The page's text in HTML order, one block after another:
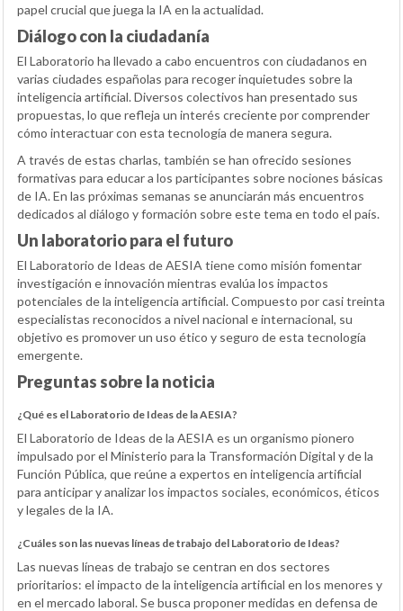
papel crucial que juega la IA en la actualidad.
Diálogo con la ciudadanía
El Laboratorio ha llevado a cabo encuentros con ciudadanos en
varias ciudades españolas para recoger inquietudes sobre la
inteligencia artificial. Diversos colectivos han presentado sus
propuestas, lo que refleja un interés creciente por comprender
cómo interactuar con esta tecnología de manera segura.
A través de estas charlas, también se han ofrecido sesiones
formativas para educar a los participantes sobre nociones básicas
de IA. En las próximas semanas se anunciarán más encuentros
dedicados al diálogo y formación sobre este tema en todo el país.
Un laboratorio para el futuro
El Laboratorio de Ideas de AESIA tiene como misión fomentar
investigación e innovación mientras evalúa los impactos
potenciales de la inteligencia artificial. Compuesto por casi treinta
especialistas reconocidos a nivel nacional e internacional, su
objetivo es promover un uso ético y seguro de esta tecnología
emergente.
Preguntas sobre la noticia
¿Qué es el Laboratorio de Ideas de la AESIA?
El Laboratorio de Ideas de la AESIA es un organismo pionero
impulsado por el Ministerio para la Transformación Digital y de la
Función Pública, que reúne a expertos en inteligencia artificial
para anticipar y analizar los impactos sociales, económicos, éticos
y legales de la IA.
¿Cuáles son las nuevas líneas de trabajo del Laboratorio de Ideas?
Las nuevas líneas de trabajo se centran en dos sectores
prioritarios: el impacto de la inteligencia artificial en los menores y
en el mercado laboral. Se busca proponer medidas en defensa de